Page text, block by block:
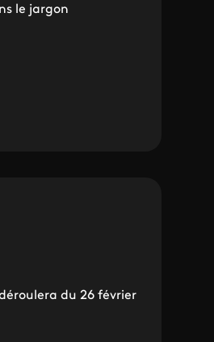
le jargon
du 26 février